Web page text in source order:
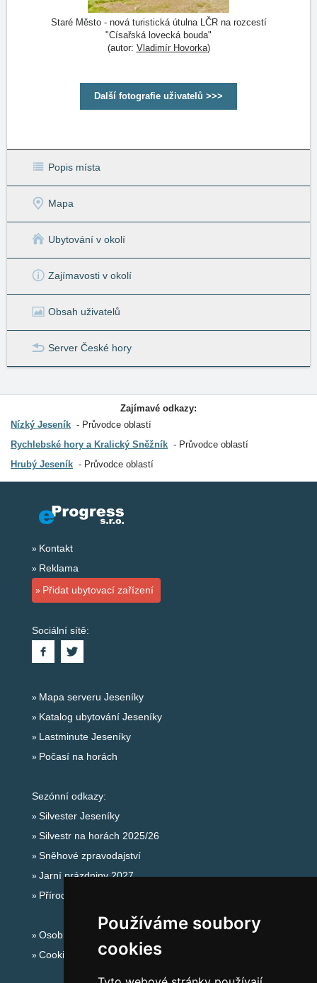
Používáme soubory
cookies
Staré Město - nová turistická útulna LČR na rozcestí
"Císařská lovecká bouda"
(autor: Vladimír Hovorka)
Další fotografie uživatelů >>>
Popis místa
Mapa
Ubytování v okolí
Zajímavosti v okolí
Obsah uživatelů
Server České hory
Zajímavé odkazy:
Nízký Jeseník
Průvodce oblastí
Rychlebské hory a Kralický Sněžník
Průvodce oblastí
Hrubý Jeseník
Průvodce oblastí
Kontakt
Reklama
Přidat ubytovací zařízení
Sociální sítě:
Mapa serveru Jeseníky
Katalog ubytování Jeseníky
Lastminute Jeseníky
Počasí na horách
Sezónní odkazy:
Silvester Jeseníky
Silvestr na horách 2025/26
Sněhové zpravodajství
Jarní prázdniny 2027
Přírodní koupaliště
Osobní údaje
Cookies